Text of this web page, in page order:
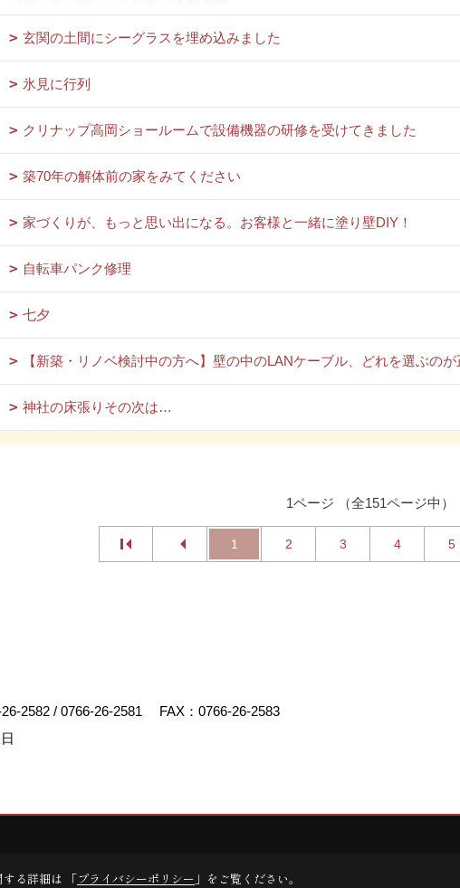
玄関の土間にシーグラスを埋め込みました
氷見に行列
クリナップ高岡ショールームで設備機器の研修を受けてきました
築70年の解体前の家をみてください
家づくりが、もっと思い出になる。お客様と一緒に塗り壁DIY！
自転車パンク修理
七夕
【新築・リノベ検討中の方へ】壁の中のLANケーブル、どれを選ぶの
神社の床張りその次は…
1ページ （全151ページ中）
1 2 3 4 5
2582 / 0766-26-2581
FAX：0766-26-2583
る詳細は 「プライバシーポリシー 」をご覧ください。